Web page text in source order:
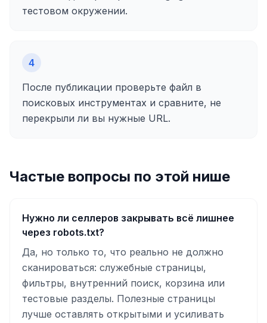
тестовом окружении.
4
После публикации проверьте файл в
поисковых инструментах и сравните, не
перекрыли ли вы нужные URL.
Частые вопросы по этой нише
Нужно ли селлеров закрывать всё лишнее
через robots.txt?
Да, но только то, что реально не должно
сканироваться: служебные страницы,
фильтры, внутренний поиск, корзина или
тестовые разделы. Полезные страницы
лучше оставлять открытыми и усиливать